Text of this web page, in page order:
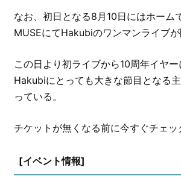
なお、初日となる8月10日にはホーム
MUSEにてHakubiのワンマンライブが
この日より初ライブから10周年イヤ
Hakubiにとっても大きな節目となる
っている。
チケットが無くなる前に今すぐチェッ
[イベント情報]